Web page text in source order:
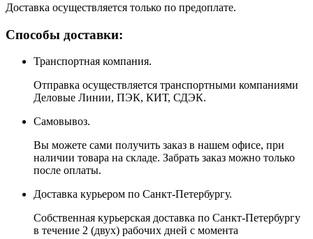
Доставка осуществляется только по предоплате.
Способы доставки:
Транспортная компания.
Отправка осуществляется транспортными компаниями
Деловые Линии, ПЭК, КИТ, СДЭК.
Самовывоз.
Вы можете сами получить заказ в нашем офисе, при
наличии товара на складе. Забрать заказ можно только
после оплаты.
Доставка курьером по Санкт-Петербургу.
Собственная курьерская доставка по Санкт-Петербургу
в течение 2 (двух) рабочих дней с момента